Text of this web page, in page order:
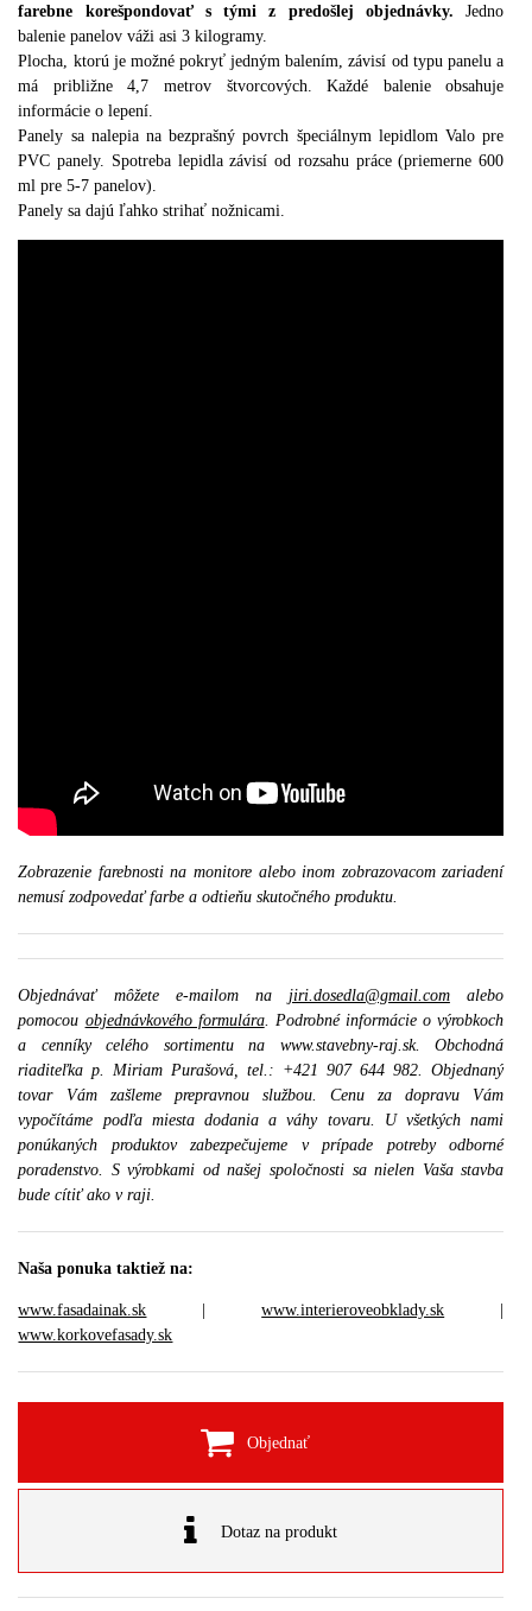
farebne korešpondovať s tými z predošlej objednávky. Jedno
balenie panelov váži asi 3 kilogramy.
Plocha, ktorú je možné pokryť jedným balením, závisí od typu panelu a
má približne 4,7 metrov štvorcových. Každé balenie obsahuje
informácie o lepení.
Panely sa nalepia na bezprašný povrch špeciálnym lepidlom Valo pre
PVC panely. Spotreba lepidla závisí od rozsahu práce (priemerne 600
ml pre 5-7 panelov).
Panely sa dajú ľahko strihať nožnicami.
Zobrazenie farebnosti na monitore alebo inom zobrazovacom zariadení
nemusí zodpovedať farbe a odtieňu skutočného produktu.
Objednávať môžete e-mailom na jiri.dosedla@gmail.comalebo
pomocou objednávkového formulára. Podrobné informácie o výrobkoch
a cenníky celého sortimentu na www.stavebny-raj.sk. Obchodná
riaditeľka p. Miriam Purašová, tel.: +421 907 644 982. Objednaný
tovar Vám zašleme prepravnou službou. Cenu za dopravu Vám
vypočítáme podľa miesta dodania a váhy tovaru. U všetkých nami
ponúkaných produktov zabezpečujeme v prípade potreby odborné
poradenstvo. S výrobkami od našej spoločnosti sa nielen Vaša stavba
bude cítiť ako v raji.
Naša ponuka taktiež na:
www.fasadainak.sk |www.interieroveobklady.sk
www.korkovefasady.sk
Objednať
Dotaz na produkt